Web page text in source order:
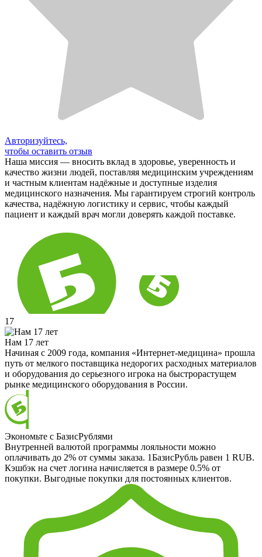
Авторизуйтесь,
чтобы оставить отзыв
Наша миссия — вносить вклад в здоровье, уверенность и
качество жизни людей, поставляя медицинским учреждениям
и частным клиентам надёжные и доступные изделия
медицинского назначения. Мы гарантируем строгий контроль
качества, надёжную логистику и сервис, чтобы каждый
пациент и каждый врач могли доверять каждой поставке.
17
Нам 17 лет
Начиная с 2009 года, компания «Интернет-медицина» прошла
путь от мелкого поставщика недорогих расходных материалов
и оборудования до серьезного игрока на быстрорастущем
рынке медицинского оборудования в России.
Экономьте с БазисРублями
Внутренней валютой программы лояльности можно
оплачивать до 2% от суммы заказа. 1БазисРубль равен 1 RUB.
Кэшбэк на счет логина начисляется в размере 0.5% от
покупки. Выгодные покупки для постоянных клиентов.